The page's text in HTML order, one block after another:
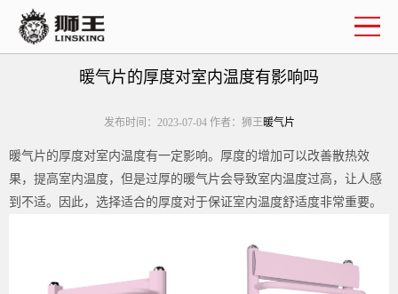
暖气片的厚度对室内温度有影响吗
发布时间：2023-07-04 作者：狮王暖气片
暖气片的厚度对室内温度有一定影响。厚度的增加可以改善散热效
果，提高室内温度，但是过厚的暖气片会导致室内温度过高，让人感
到不适。因此，选择适合的厚度对于保证室内温度舒适度非常重要。